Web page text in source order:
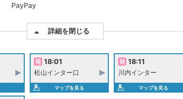
PayPay
詳細を閉じる
18:01
松山インター口
マップを見る
18:11
川内インター
マップを見る